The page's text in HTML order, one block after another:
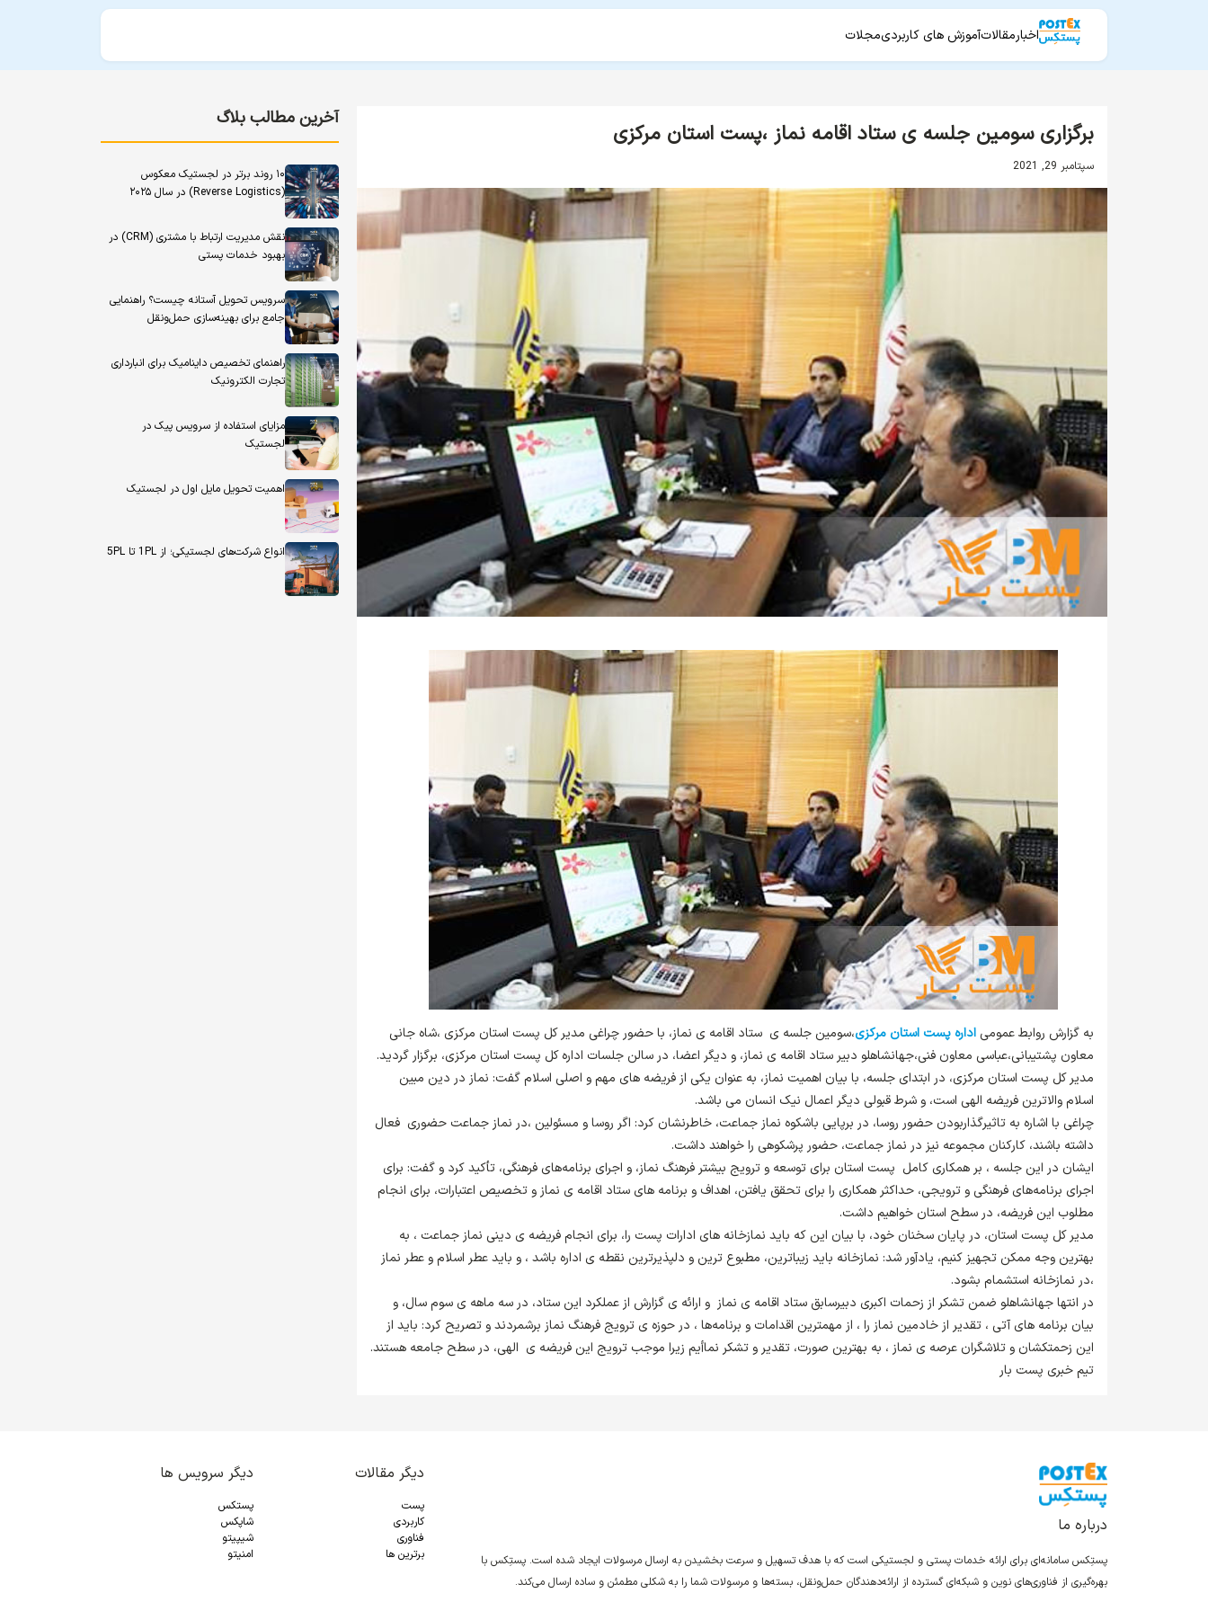
اخبارمقالاتآموزش های کاربردیمجلات
برگزاری سومین جلسه ی ستاد اقامه نماز ،پست استان مرکزی
سپتامبر 29, 2021
به گزارش روابط عمومی اداره پست استان مرکزی،سومین جلسه ی ستاد اقامه ی نماز، با حضور چراغی مدیر کل پست استان مرکزی ،شاه جانی
معاون پشتیبانی،عباسی معاون فنی،جهانشاهلو دبیر ستاد اقامه ی نماز، و دیگر اعضا، در سالن جلسات اداره کل پست استان مرکزی، برگزار گردید.
مدیر کل پست استان مرکزی، در ابتدای جلسه، با بیان اهمیت نماز، به عنوان یکی از فریضه های مهم و اصلی اسلام گفت: نماز در دین مبین
اسلام والاترین فریضه الهی است، و شرط قبولی دیگر اعمال نیک انسان می باشد.
چراغی با اشاره به تاثیرگذاربودن حضور روسا، در برپایی باشکوه نماز جماعت، خاطرنشان کرد: اگر روسا و مسئولین ،در نماز جماعت حضوری فعال
داشته باشند، کارکنان مجموعه نیز در نماز جماعت، حضور پرشکوهی را خواهند داشت.
ایشان در این جلسه ، بر همکاری کامل پست استان برای توسعه و ترویج بیشتر فرهنگ نماز، و اجرای برنامه‌های فرهنگی، تأکید کرد و گفت: برای
اجرای برنامه‌های فرهنگی و ترویجی، حداکثر همکاری را برای تحقق یافتن، اهداف و برنامه های ستاد اقامه ی نماز و تخصیص اعتبارات، برای انجام
مطلوب این فریضه، در سطح استان خواهیم داشت.
مدیر کل پست استان، در پایان سخنان خود، با بیان این که باید نمازخانه های ادارات پست را، برای انجام فریضه ی دینی نماز جماعت ، به
بهترین وجه ممکن تجهیز کنیم، یادآور شد: نمازخانه باید زیباترین، مطبوع ترین و دلپذیرترین نقطه ی اداره باشد ، و باید عطر اسلام و عطر نماز
،در نمازخانه استشمام بشود.
در انتها جهانشاهلو ضمن تشکر از زحمات اکبری دبیرسابق ستاد اقامه ی نماز و ارائه ی گزارش از عملکرد این ستاد، در سه ماهه ی سوم سال، و
بیان برنامه های آتی ، تقدیر از خادمین نماز را ، از مهمترین اقدامات و برنامه‌ها ، در حوزه ی ترویج فرهنگ نماز برشمردند و تصریح کرد: باید از
این زحمتکشان و تلاشگران عرصه ی نماز ، به بهترین صورت، تقدیر و تشکر نماأیم زیرا موجب ترویج این فریضه ی الهی، در سطح جامعه هستند.
تیم خبری پست بار
آخرین مطالب بلاگ
۱۰ روند برتر در لجستیک معکوس
(Reverse Logistics) در سال ۲۰۲۵
نقش مدیریت ارتباط با مشتری (CRM) در
بهبود خدمات پستی
سرویس تحویل آستانه چیست؟ راهنمایی
جامع برای بهینه‌سازی حمل‌ونقل
راهنمای تخصیص داینامیک برای انبارداری
تجارت الکترونیک
مزایای استفاده از سرویس پیک در
لجستیک
اهمیت تحویل مایل اول در لجستیک
انواع شرکت‌های لجستیکی؛ از 1PL تا 5PL
درباره ما
پستِکس سامانه‌ای برای ارائه خدمات پستی و لجستیکی است که با هدف تسهیل و سرعت بخشیدن به ارسال مرسولات ایجاد شده است. پستِکس با
بهره‌گیری از فناوری‌های نوین و شبکه‌ای گسترده از ارائه‌دهندگان حمل‌ونقل، بسته‌ها و مرسولات شما را به شکلی مطمئن و ساده ارسال می‌کند.
دیگر مقالات
پست
کاربردی
فناوری
برترین ها
دیگر سرویس ها
پستکس
شاپکس
شیپیتو
امنیتو